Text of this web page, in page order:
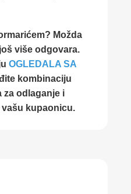
Možda
više odgovara.
OGLEDALA SA
kombinaciju
odlaganje i
kupaonicu.